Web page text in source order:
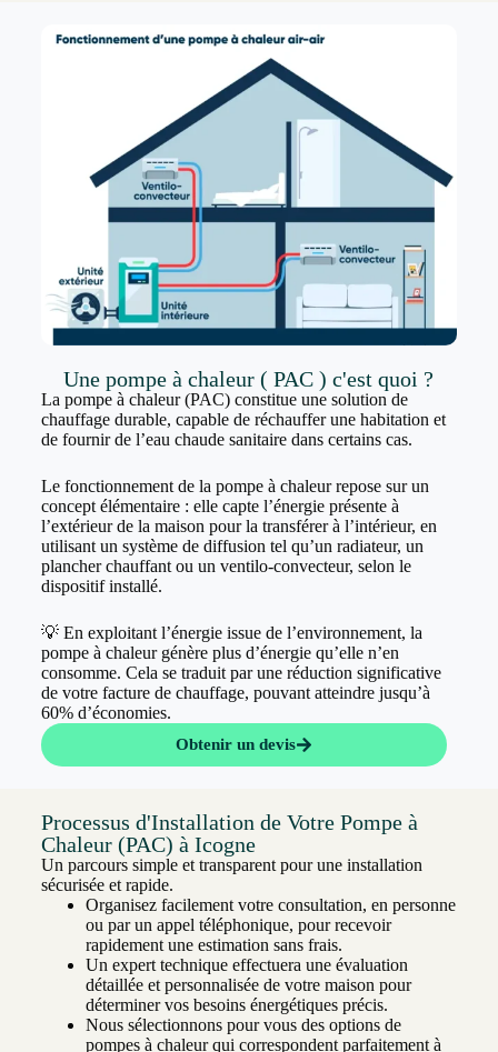
Une pompe à chaleur ( PAC ) c'est quoi ?
La pompe à chaleur (PAC) constitue une solution de
chauffage durable, capable de réchauffer une habitation et
de fournir de l’eau chaude sanitaire dans certains cas.
Le fonctionnement de la pompe à chaleur repose sur un
concept élémentaire : elle capte l’énergie présente à
l’extérieur de la maison pour la transférer à l’intérieur, en
utilisant un système de diffusion tel qu’un radiateur, un
plancher chauffant ou un ventilo-convecteur, selon le
dispositif installé.
💡 En exploitant l’énergie issue de l’environnement, la
pompe à chaleur génère plus d’énergie qu’elle n’en
consomme. Cela se traduit par une réduction significative
de votre facture de chauffage, pouvant atteindre jusqu’à
60% d’économies.
Obtenir un devis
Processus d'Installation de Votre Pompe à
Chaleur (PAC) à Icogne
Un parcours simple et transparent pour une installation
sécurisée et rapide.
Organisez facilement votre consultation, en personne
ou par un appel téléphonique, pour recevoir
rapidement une estimation sans frais.
Un expert technique effectuera une évaluation
détaillée et personnalisée de votre maison pour
déterminer vos besoins énergétiques précis.
Nous sélectionnons pour vous des options de
pompes à chaleur qui correspondent parfaitement à